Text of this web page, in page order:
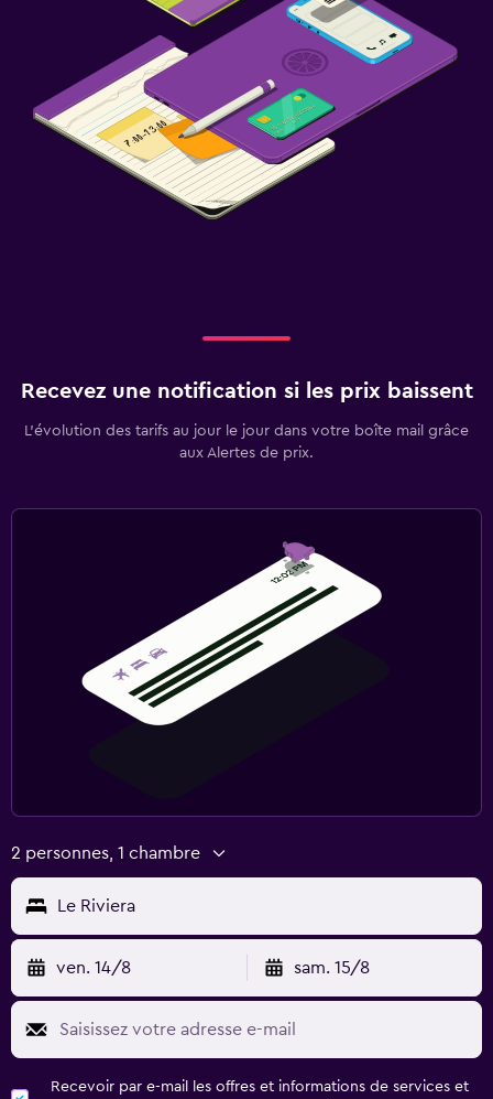
Recevez une notification si les prix baissent
L’évolution des tarifs au jour le jour dans votre boîte mail grâce
aux Alertes de prix.
2 personnes, 1 chambre
Le Riviera
ven. 14/8 sam. 15/8
Recevoir par e-mail les offres et informations de services et